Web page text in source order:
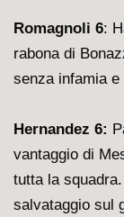
Romagnoli 6:
rabona di
senza infamia e
Hernandez 6:
vantaggio di
tutta la
salvataggio sul